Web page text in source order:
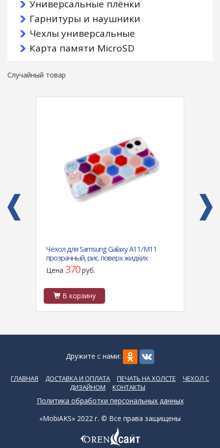
Универсальные плёнки
Гарнитуры и наушники
Чехлы универсальные
Карта памяти MicroSD
Случайный товар
Чехол для Samsung Galaxy A11/M11
прозрачный, рис. поверх жидких
блесток, соты
Цена 370руб.
В корзину
Дружите с нами:
ГЛАВНАЯ ДОСТАВКА И ОПЛАТА ПЕЧАТЬ НА ХОЛСТЕ
ЧЕХОЛ С
ДИЗАЙНОМ
КОНТАКТЫ
Политика обработки персональных данных
«MobiAKS» 2022 г. © Все права защищены